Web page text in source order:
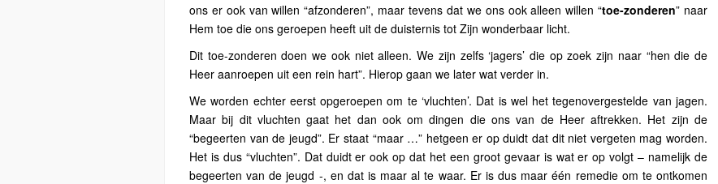
ons er ook van willen “afzonderen”, maar tevens dat we ons ook alleen willen “toe-zonderen” naar
Hem toe die ons geroepen heeft uit de duisternis tot Zijn wonderbaar licht.
Dit toe-zonderen doen we ook niet alleen. We zijn zelfs ‘jagers’ die op zoek zijn naar “hen die de
Heer aanroepen uit een rein hart”. Hierop gaan we later wat verder in.
We worden echter eerst opgeroepen om te ‘vluchten’. Dat is wel het tegenovergestelde van jagen.
Maar bij dit vluchten gaat het dan ook om dingen die ons van de Heer aftrekken. Het zijn de
“begeerten van de jeugd”. Er staat “maar …” hetgeen er op duidt dat dit niet vergeten mag worden.
Het is dus “vluchten”. Dat duidt er ook op dat het een groot gevaar is wat er op volgt – namelijk de
begeerten van de jeugd -, en dat is maar al te waar. Er is dus maar één remedie om te ontkomen